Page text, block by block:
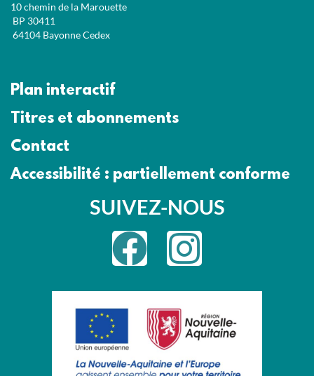
10 chemin de la Marouette
BP 30411
64104 Bayonne Cedex
Plan interactif
Titres et abonnements
Contact
Accessibilité : partiellement conforme
SUIVEZ-NOUS